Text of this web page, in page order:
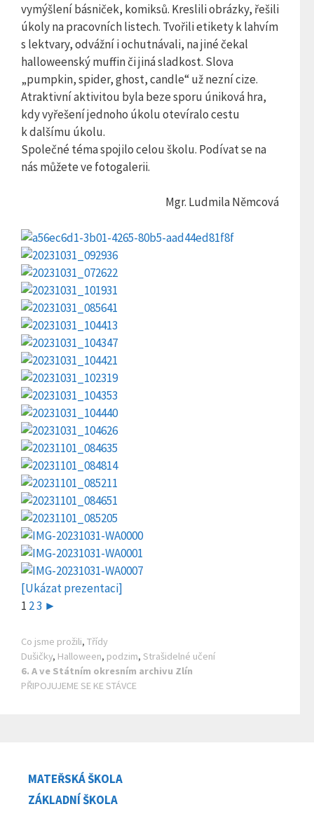
vymýšlení básniček, komiksů. Kreslili obrázky, řešili
úkoly na pracovních listech. Tvořili etikety k lahvím
s lektvary, odvážní i ochutnávali, na jiné čekal
halloweenský muffin či jiná sladkost. Slova
„pumpkin, spider, ghost, candle“ už nezní cize.
Atraktivní aktivitou byla beze sporu úniková hra,
kdy vyřešení jednoho úkolu otevíralo cestu
k dalšímu úkolu.
Společné téma spojilo celou školu. Podívat se na
nás můžete ve fotogalerii.
Mgr. Ludmila Němcová
[Ukázat prezentaci]
1 23 ►
Rubriky
Co jsme prožili, Třídy
Štítky
Dušičky, Halloween, podzim, Strašidelné učení
6. A ve Státním okresním archivu Zlín
PŘIPOJUJEME SE KE STÁVCE
MATEŘSKÁ ŠKOLA
ZÁKLADNÍ ŠKOLA